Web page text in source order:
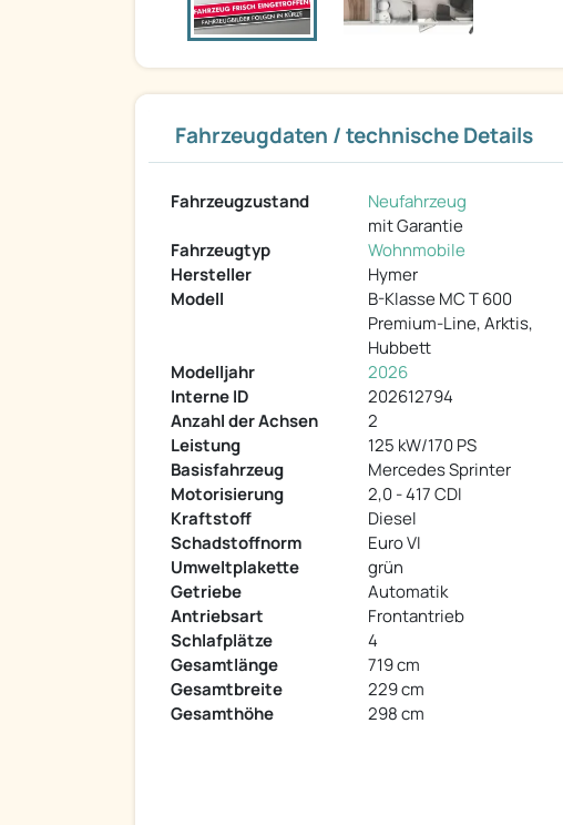
Fahrzeugdaten / technische Details
Fahrzeugzustand
Neufahrzeug
mit Garantie
Fahrzeugtyp
Wohnmobile
Hersteller
Hymer
Modell
B-Klasse MC T 600
Premium-Line, Arktis,
Hubbett
Modelljahr
2026
Interne ID
202612794
Anzahl der Achsen
2
Leistung
125 kW/170 PS
Basisfahrzeug
Mercedes Sprinter
Motorisierung
2,0 - 417 CDI
Kraftstoff
Diesel
Schadstoffnorm
Euro VI
Umweltplakette
grün
Getriebe
Automatik
Antriebsart
Frontantrieb
Schlafplätze
4
Gesamtlänge
719 cm
Gesamtbreite
229 cm
Gesamthöhe
298 cm